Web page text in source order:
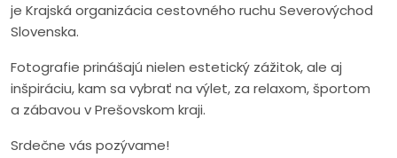
je Krajská organizácia cestovného ruchu Severovýchod
Slovenska.
Fotografie prinášajú nielen estetický zážitok, ale aj
inšpiráciu, kam sa vybrať na výlet, za relaxom, športom
a zábavou v Prešovskom kraji.
Srdečne vás pozývame!